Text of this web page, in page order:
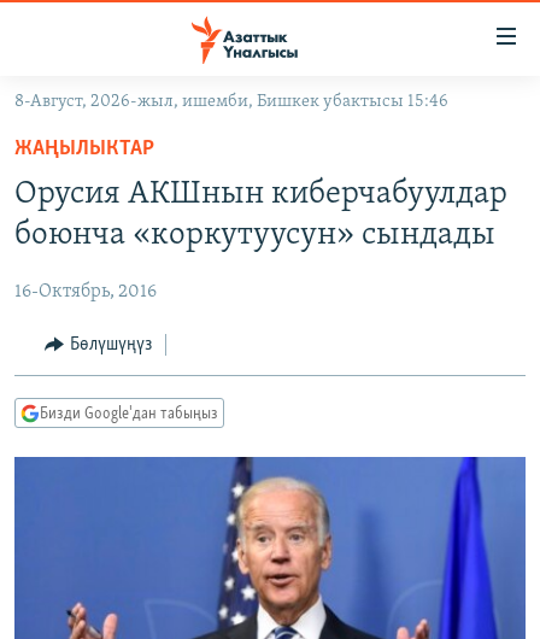
Навигацияга
өтүңүз
Издөөгө
салыңызКЫРГЫЗСТАН
ЭКОНОМИКА
МАДАНИЯТ
ДҮЙНӨ
БОРБОР АЗИЯ
АТАЙЫН ИЛИКТӨӨ
ТВ ПРОГРАММАЛАР
ЭКСПЕРТТЕР ТАЛДАЙТ
АЗАТТЫК+
ӨЗГӨЧӨ ПИКИР
8-Август, 2026-жыл, ишемби, Бишкек убактысы 15:46
ЖАҢЫЛЫКТАР
Орусия АКШнын киберчабуулдар
боюнча «коркутуусун» сындады
16-Октябрь, 2016
Бөлүшүңүз
Бизди Google'дан табыңыз